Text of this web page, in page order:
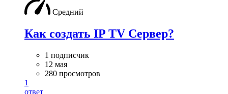
Средний
Как создать IP TV Сервер?
1 подписчик
12 мая
280 просмотров
1
ответ